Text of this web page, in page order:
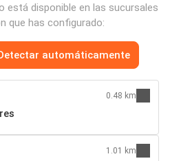
está disponible en las sucursales
que has configurado:
automáticamente
0.48 km
1.01 km